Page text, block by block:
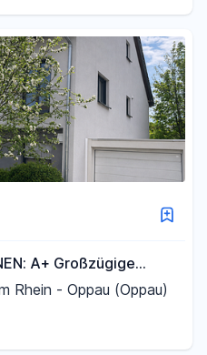
A+ Großzügige
KEINE MAKLER-
Rhein - Oppau (Oppau)